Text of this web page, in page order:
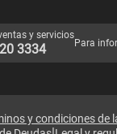
y servicios
3334 Para
y condiciones de